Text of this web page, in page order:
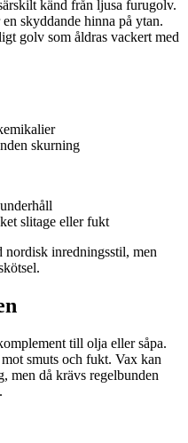
känd från ljusa furugolv.
skyddande hinna på ytan.
golv som åldras vackert med
skurning
slitage eller fukt
nordisk inredningsstil, men
till olja eller såpa.
smuts och fukt. Vax kan
men då krävs regelbunden